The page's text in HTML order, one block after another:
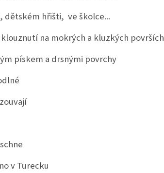
dětském hřišti, ve školce...
na mokrých a kluzkých površích
pískem a drsnými povrchy
v Turecku